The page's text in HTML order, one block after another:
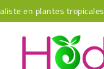
en plantes